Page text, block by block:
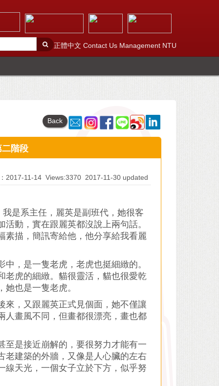
正體中文 Contact Us Management NTU
Back
階段
2017-11-14 Views:3370 2017-11-30 updated
是系主任，麗英是副班代，她很客
動，實在跟麗英都沒說上兩句話。
素描，簡訊寄給他，他分享給我看麗
，是一隻老虎，老虎也挺細緻的。
老虎的細緻。貓很靈活，貓也很愛乾
也是一隻老虎。
來，又跟麗英正式見個面，她不僅讓
人畫風不同，但畫都很漂亮，畫也都
至是接近崩解的，要很努力才能有一
老建築的外牆，又像是人心臟的左右
線天光，一個女子立於下方，似乎努